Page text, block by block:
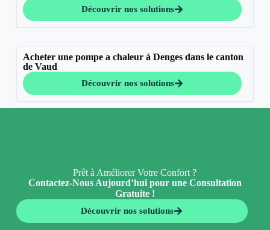
Découvrir nos solutions
Acheter une pompe a chaleur à Denges dans le canton
de Vaud
Découvrir nos solutions
Prêt à Améliorer Votre Confort ?
Contactez-Nous Aujourd’hui pour une Consultation
Gratuite !
Découvrir nos solutions